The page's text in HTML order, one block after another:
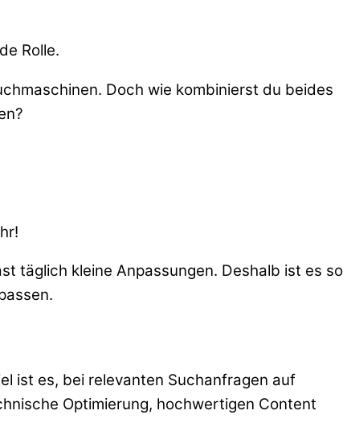
Rolle.
Doch wie kombinierst du beides
täglich kleine Anpassungen. Deshalb ist es so
ist es, bei relevanten Suchanfragen auf
Optimierung, hochwertigen Content